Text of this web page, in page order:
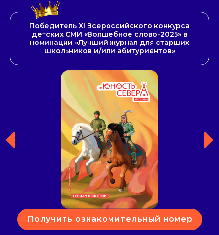
Победитель XI Всероссийского конкурса
детских СМИ «Волшебное слово-2025» в
номинации «Лучший журнал для старших
школьников и/или абитуриентов»
Получить ознакомительный номер